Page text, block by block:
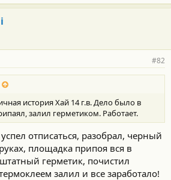
#82
история Хай 14 г.в. Дело было в
залил герметиком. Работает.
отписаться, разобрал, черный
площадка припоя вся в
герметик, почистил
залил и все заработало!